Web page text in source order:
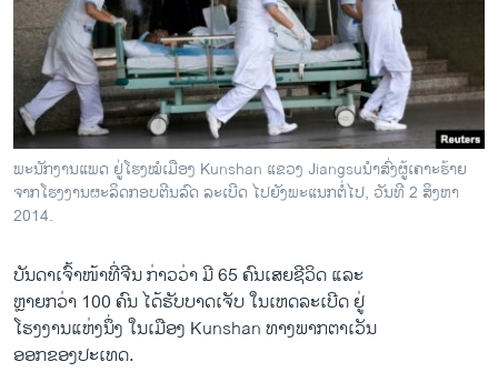
ຊຸມຊົນຊາວລາວ
ວິທະຍາສາດ-ເທັກໂນໂລຈີ
ທຸລະກິດ
ພາສາອັງກິດ
ວີດີໂອ
ສຽງ
ລາຍການກະຈາຍສຽງ
ລາຍງານ
ຕິດຕາມພວກເຮົາ ທີ່
ພະນັກງານແພດ ຢູ່ໂຮງໝໍເມືອງ Kunshan ແຂວງ Jiangsuນຳສົ່ງຜູ້ເຄາະຮ້າຍ
ຈາກໂຮງງານ​ຜະລິດ​ກອບ​ຕີນລົດ​ ລະເບີດ ໄປຍັງພະແນກຕໍ່ໄປ, ວັນທີ 2 ສິງຫາ
2014.
ບັນດາ​ເຈົ້າໜ້າ​ທີ່​ຈີນ ກ່າວ​ວ່າ ມີ 65 ຄົນເສຍ​ຊີວິດ ​ແລະ
ຫຼາຍກວ່າ 100 ຄົນ ​ໄດ້​ຮັບ​ບາດ​ເຈັບ​ ​ໃນ​ເຫດ​ລະ​ເບີດ ຢູ່​
ໂຮງງານ​ແຫ່ງ​ນຶ່ງ ​ໃນເມືອງ Kunshan ທາງພາກ​ຕາ​ເວັນ
​ອອກຂອງ​ປະ​ເທດ.